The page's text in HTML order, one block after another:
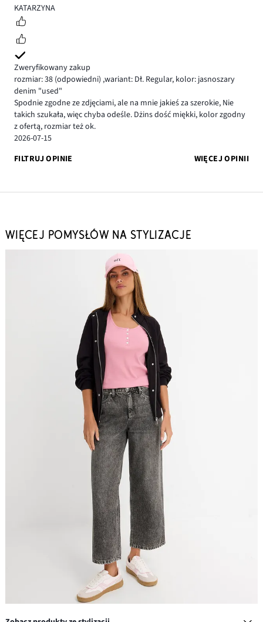
5
KATARZYNA
Zweryfikowany zakup
rozmiar: 38 (odpowiedni) ,wariant: Dł. Regular, kolor: jasnoszary
denim "used"
Spodnie zgodne ze zdjęciami, ale na mnie jakieś za szerokie, Nie
takich szukała, więc chyba odeśle. Dżins dość miękki, kolor zgodny
z ofertą, rozmiar też ok.
2026-07-15
FILTRUJ OPINIE
WIĘCEJ OPINII
WIĘCEJ POMYSŁÓW NA STYLIZACJE